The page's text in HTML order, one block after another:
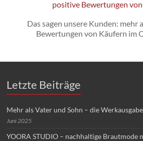
Das sagen unsere Kunden: mehr
Bewertungen von Käufern im
Letzte Beiträge
Mehr als Vater und Sohn – die
Juni 2025
YOORA STUDIO – nachhaltige Brautmode